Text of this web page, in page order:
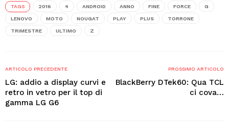
TAGS 2016 4 ANDROID ANNO FINE FORCE G
LENOVO MOTO NOUGAT PLAY PLUS TORRONE
TRIMESTRE ULTIMO Z
ARTICOLO PRECEDENTE
LG: addio a display curvi e
retro in vetro per il top di
gamma LG G6
PROSSIMO ARTICOLO
BlackBerry DTek60: Qua TCL
ci cova…